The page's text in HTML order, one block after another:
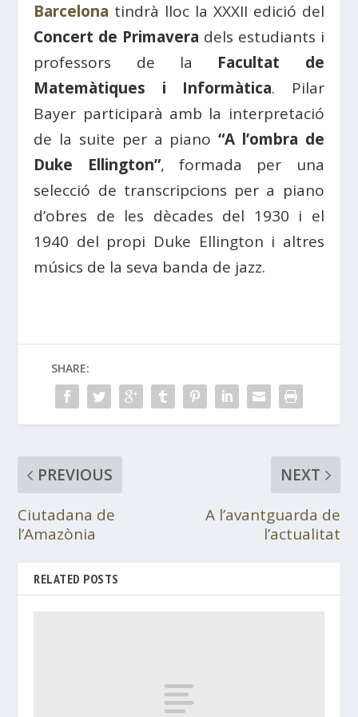
Barcelona tindrà lloc la XXXII edició del
Concert de Primavera dels estudiants i
professors de la Facultat de
Matemàtiques i Informàtica. Pilar
Bayer participarà amb la interpretació
de la suite per a piano“A l’ombra de
Duke Ellington”, formada per una
selecció de transcripcions per a piano
d’obres de les dècades del 1930 i el
1940 del propi Duke Ellington i altres
músics de la seva banda de jazz.
SHARE:
PREVIOUS
Ciutadana de
l’Amazònia
NEXT
A l’avantguarda de
l’actualitat
RELATED POSTS